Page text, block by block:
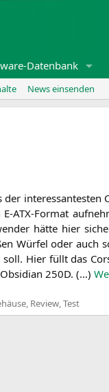
Datenbank
News einsenden
For­mat
hät­te hier
Wür­fel oder auch
Hier füllt das
250D. (…)
Review Test